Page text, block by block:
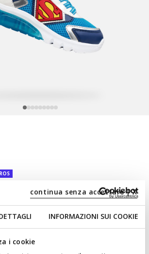
INFORMAZIONI SUI COOKIE
i cookie
continua senza accettare | X